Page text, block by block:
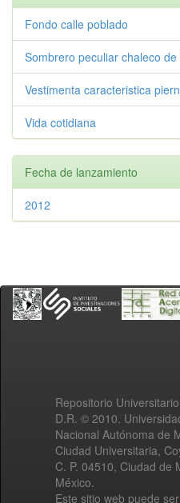
Fondo calle poblado
Sombrero peculiar chaleco de
Vestimenta caracteristica
Vida cotidiana
Fecha de lanzamiento
2012
Repositorio
D.R. © 2010.
Nacional Autónoma de
Ciudad Universitaria,
C. P. 04510, Ciudad de
México.
Este sitio web puede